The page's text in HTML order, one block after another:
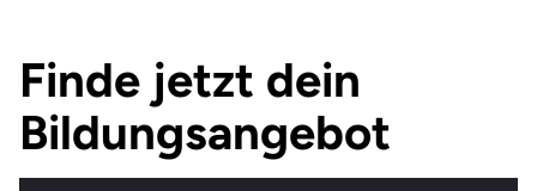
Finde jetzt dein
Bildungsangebot